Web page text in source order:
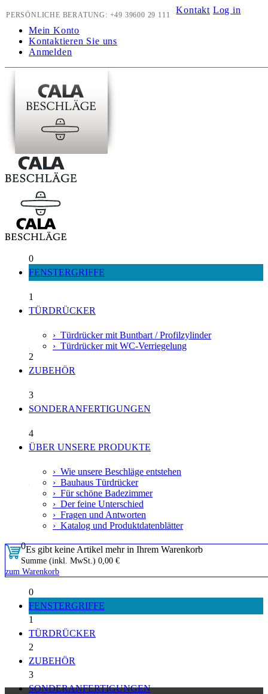
PERSÖNLICHE BERATUNG: +49 39600 29 111 Kontakt Log in
Mein Konto
Kontaktieren Sie uns
Anmelden
0
FENSTERGRIFFE
1
TÜRDRÜCKER
› Türdrücker mit Buntbart / Profilzylinder
› Türdrücker mit WC-Verriegelung
2
ZUBEHÖR
3
SONDERANFERTIGUNGEN
4
ÜBER UNSERE PRODUKTE
› Wie unsere Beschläge entstehen
› Bauhaus Türdrücker
› Für schöne Badezimmer
› Der feine Unterschied
› Fragen und Antworten
› Katalog und Produktdatenblätter
0Es gibt keine Artikel mehr in Ihrem Warenkorb
Summe (inkl. MwSt.) 0,00 €
zum Warenkorb
0
FENSTERGRIFFE
1
TÜRDRÜCKER
2
ZUBEHÖR
3
SONDERANFERTIGUNGEN